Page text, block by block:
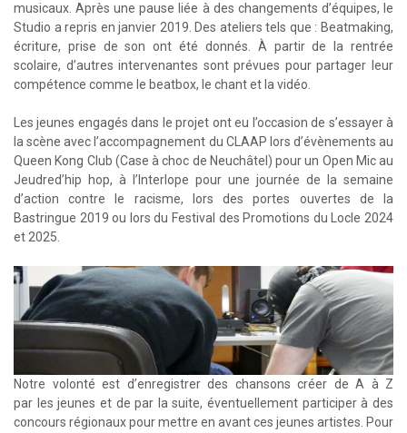
musicaux. Après une pause liée à des changements d’équipes, le
Studio a repris en janvier 2019. Des ateliers tels que : Beatmaking,
écriture, prise de son ont été donnés. À partir de la rentrée
scolaire, d’autres intervenantes sont prévues pour partager leur
compétence comme le beatbox, le chant et la vidéo.
Les jeunes engagés dans le projet ont eu l’occasion de s’essayer à
la scène avec l’accompagnement du CLAAP lors d’évènements au
Queen Kong Club (Case à choc de Neuchâtel) pour un Open Mic au
Jeudred’hip hop, à l’Interlope pour une journée de la semaine
d’action contre le racisme, lors des portes ouvertes de la
Bastringue 2019 ou lors du Festival des Promotions du Locle 2024
et 2025.
Notre volonté est d’enregistrer des chansons créer de A à Z
par les jeunes et de par la suite, éventuellement participer à des
concours régionaux pour mettre en avant ces jeunes artistes. Pour